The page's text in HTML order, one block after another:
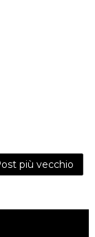
più vecchio